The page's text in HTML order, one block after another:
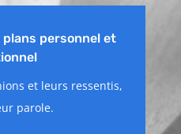
plans personnel et
et leurs ressentis,
parole.